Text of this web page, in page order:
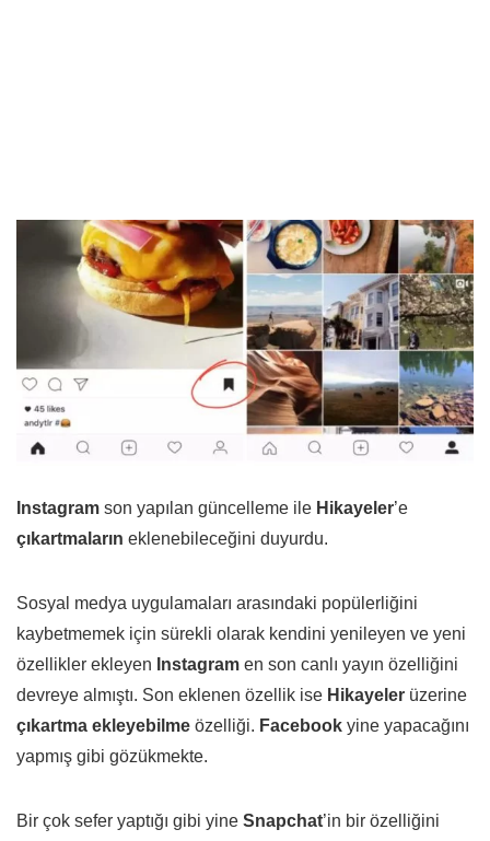
Instagram son yapılan güncelleme ile Hikayeler’e
çıkartmaların eklenebileceğini duyurdu.
Sosyal medya uygulamaları arasındaki popülerliğini
kaybetmemek için sürekli olarak kendini yenileyen ve yeni
özellikler ekleyen Instagram en son canlı yayın özelliğini
devreye almıştı. Son eklenen özellik ise Hikayeler üzerine
çıkartma ekleyebilme özelliği. Facebook yine yapacağını
yapmış gibi gözükmekte.
Bir çok sefer yaptığı gibi yine Snapchat’in bir özelliğini